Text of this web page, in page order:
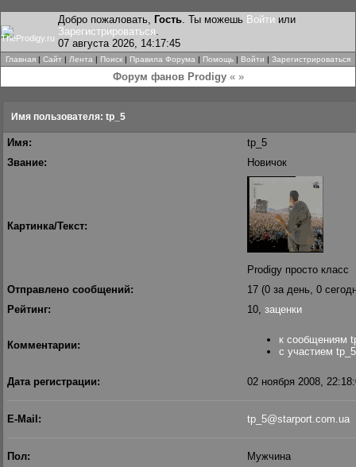
Добро пожаловать, Гость. Ты можешь Войти или
Зарегистрироваться.
07 августа 2026, 14:17:45
Главная | Сайт | Лента | Поиск | Правила Форума | Помощь | Войти | Зарегистрироваться
Форум фанов Prodigy« »
Имя пользователя: tp_5
Имя:
tp_5
Звание:
Новичок
Картинка/Текст:
Prodigy просто класс
Отправлено сообщений:
17 (0 за день, 0
Рейтинг:
10, заценки
Комментарии:
к сообщениям
с участием tp_5
Дата регистрации: 02 ноября 2008,
E-Mail: tp_5@starport.com.ua
Пол:
Мужчина